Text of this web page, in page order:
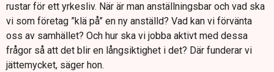
rustar för ett yrkesliv. När är man anställningsbar och vad ska
vi som företag ”klä på” en ny anställd? Vad kan vi förvänta
oss av samhället? Och hur ska vi jobba aktivt med dessa
frågor så att det blir en långsiktighet i det? Där funderar vi
jättemycket, säger hon.